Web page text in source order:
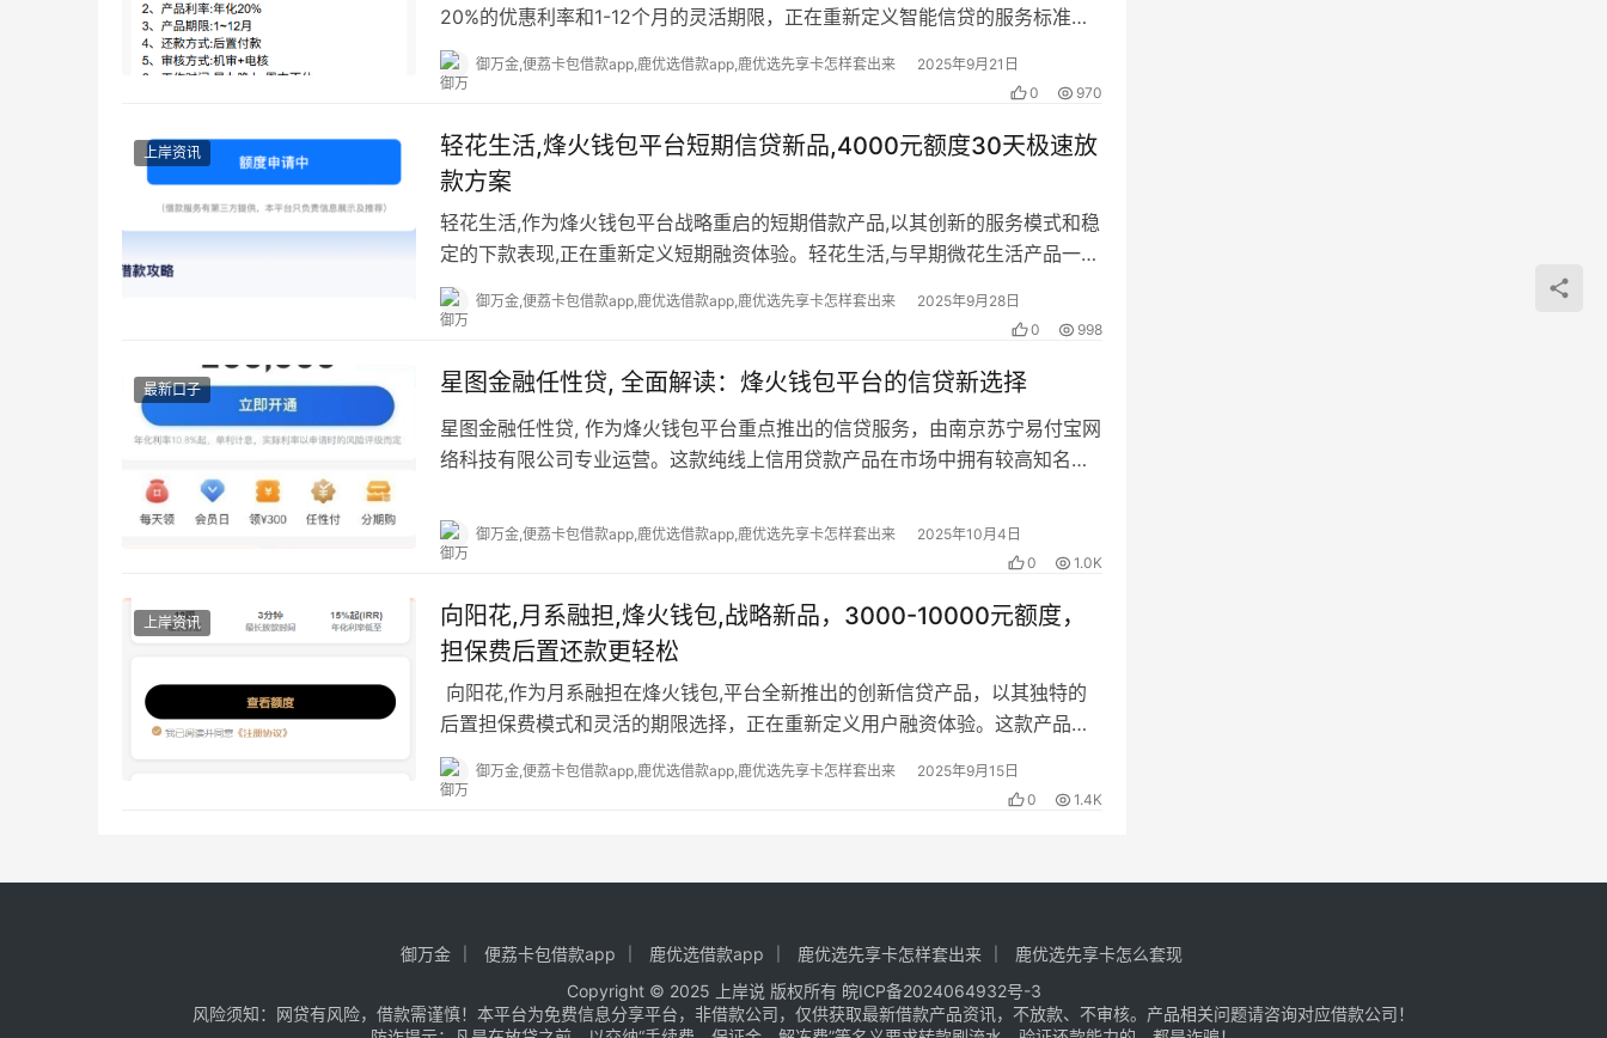
20%的优惠利率和1-12个月的灵活期限，正在重新定义智能信贷的服务标准。
这款产品依托月系融担持牌机构的雄…
御万金,便荔卡包借款app,鹿优选借款app,鹿优选先享卡怎样套出来
2025年9月21日
0
970
上岸资讯
​​轻花生活,烽火钱包平台短期信贷新品,4000元额度30天极速放
款方案​​
轻花生活,作为烽火钱包平台战略重启的短期借款产品,以其创新的服务模式和稳
定的下款表现,正在重新定义短期融资体验。轻花生活,与早期微花生活产品一脉
相承,专为急需资金周转的用户提供30…
御万金,便荔卡包借款app,鹿优选借款app,鹿优选先享卡怎样套出来
2025年9月28日
0
998
最新口子 星图金融任性贷, 全面解读：烽火钱包平台的信贷新选择
星图金融任性贷, 作为烽火钱包平台重点推出的信贷服务，由南京苏宁易付宝网
络科技有限公司专业运营。这款纯线上信用贷款产品在市场中拥有较高知名
御万金,便荔卡包借款app,鹿优选借款app,鹿优选先享卡怎样套出来
2025年10月4日
0
1.0K
上岸资讯
向阳花,月系融担,烽火钱包,战略新品，3000-10000元额度，
担保费后置还款更轻松​
​ 向阳花,作为月系融担在烽火钱包,平台全新推出的创新信贷产品，以其独特的
后置担保费模式和灵活的期限选择，正在重新定义用户融资体验。这款产品依
托月系融担持牌机构的专业实力，向阳花，…
御万金,便荔卡包借款app,鹿优选借款app,鹿优选先享卡怎样套出来
2025年9月15日
0
1.4K
御万金 便荔卡包借款app 鹿优选借款app 鹿优选先享卡怎样套出来
鹿优选先享卡怎么套现
Copyright © 2025 上岸说 版权所有 皖ICP备2024064932号-3
风险须知：网贷有风险，借款需谨慎！本平台为免费信息分享平台，非借款公司，仅供获取最新借款产品资讯，不放款、不审核。产品相关问题请咨询对应借款公司！